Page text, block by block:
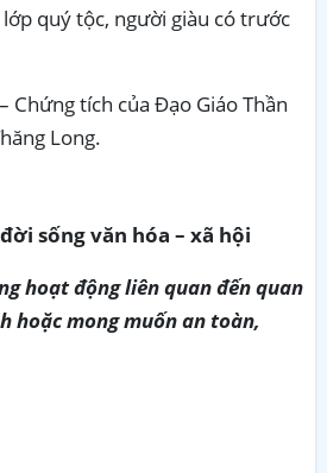
quý tộc, người giàu có trước
Chứng tích của Đạo Giáo Thần
Long.
sống văn hóa – xã hội
hoạt động liên quan đến quan
hoặc mong muốn an toàn,